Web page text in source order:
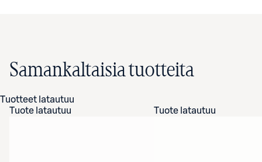
Samankaltaisia tuotteita
Tuotteet latautuu
Tuote latautuu
Tuote latautuu